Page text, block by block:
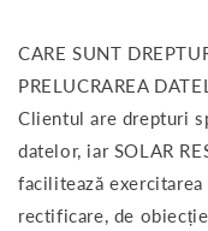
CARE SUNT
PRELUCRAREA
Clientul are drepturi
datelor, iar SOLAR
facilitează
rectificare, de